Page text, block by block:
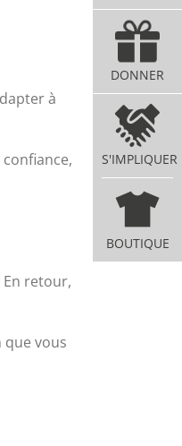
DONNER
S'IMPLIQUER
BOUTIQUE
à
retour,
que vous